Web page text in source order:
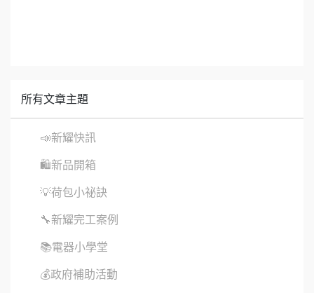
所有文章主題
📣新耀快訊
🛍新品開箱
💡荷包小祕訣
🔧新耀完工案例
📚電器小學堂
💰政府補助活動